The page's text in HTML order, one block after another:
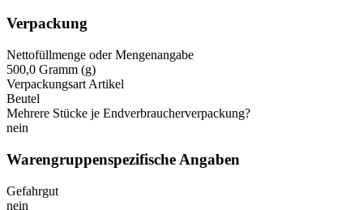
Verpackung
Nettofüllmenge oder Mengenangabe
500,0 Gramm (g)
Verpackungsart Artikel
Beutel
Mehrere Stücke je Endverbraucherverpackung?
nein
Warengruppenspezifische Angaben
Gefahrgut
nein